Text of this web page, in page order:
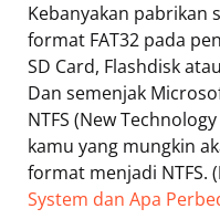
Kebanyakan pabrikan
format FAT32 pada
SD Card, Flashdisk
Dan semenjak
NTFS (New
kamu yang mungkin
format menjadi NTFS. (
System dan Apa